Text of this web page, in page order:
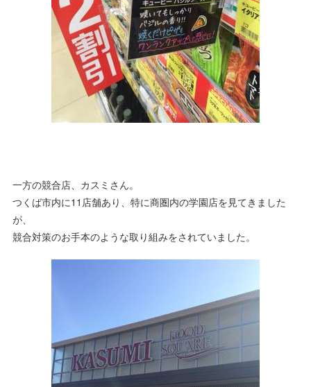
一方の競合店、カスミさん。
つくば市内に11店舗あり、特に商圏内の学園店を見てきました
が、
競合対策のお手本のような取り組みをされていました。